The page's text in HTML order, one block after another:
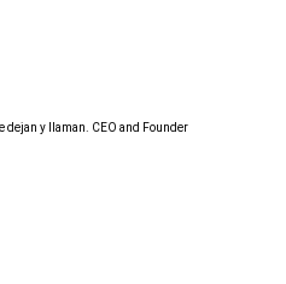
dejan y llaman. CEO and Founder